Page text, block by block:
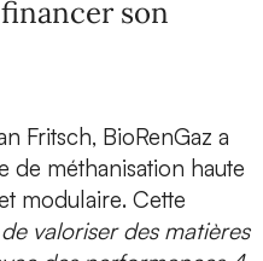
son
Fritsch, BioRenGaz a
de méthanisation haute
modulaire. Cette
valoriser des matières